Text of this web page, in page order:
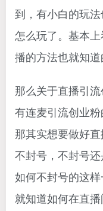
到，有小白的玩
怎么玩了。基本
播的方法也就知
那么关于直播引
有连麦引流创业
那其实想要做好
不封号，不封号
如何不封号的这
就知道如何在直